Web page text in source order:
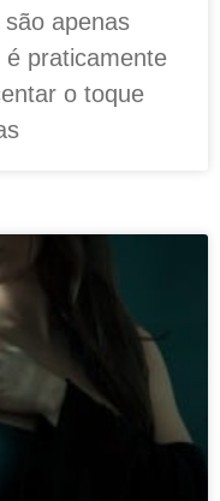
apenas
praticamente
o toque